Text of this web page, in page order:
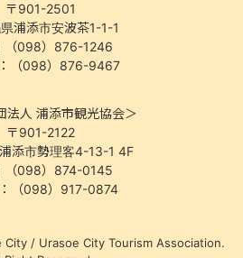
〒901-2501
浦添市安波茶1-1-1
（098）876-1246
（098）876-9467
法人 浦添市観光協会＞
〒901-2122
添市勢理客4-13-1 4F
（098）874-0145
（098）917-0874
/ Urasoe City Tourism Association.